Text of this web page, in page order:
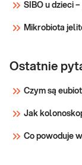
SIBO u dzieci
Mikrobiota
Ostatnie
Czym są
Jak
Co powoduje